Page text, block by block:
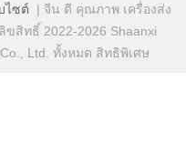
ไซต์ | จีน ดี คุณภาพ เครื่องส่ง
สิทธิ์ 2022-2026 Shaanxi
Ltd. ทั้งหมด สิทธิพิเศษ